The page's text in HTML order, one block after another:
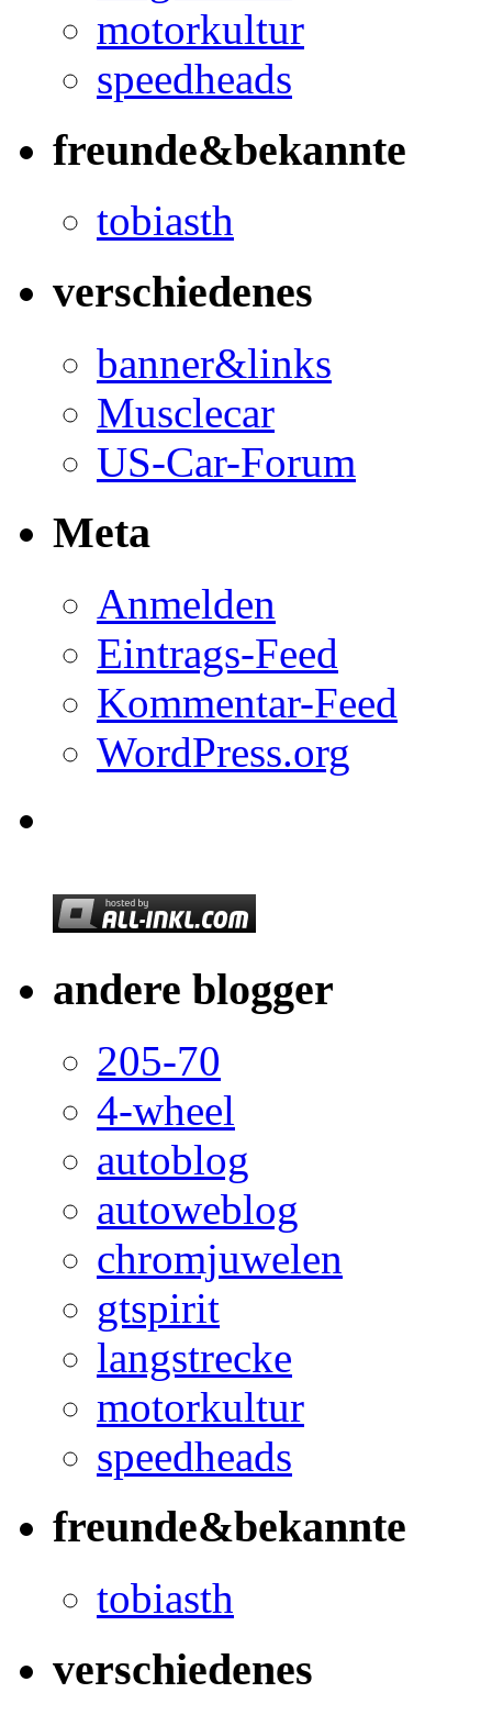
motorkultur
speedheads
freunde&bekannte
tobiasth
verschiedenes
banner&links
Musclecar
US-Car-Forum
Meta
Anmelden
Eintrags-Feed
Kommentar-Feed
WordPress.org
andere blogger
205-70
4-wheel
autoblog
autoweblog
chromjuwelen
gtspirit
langstrecke
motorkultur
speedheads
freunde&bekannte
tobiasth
verschiedenes